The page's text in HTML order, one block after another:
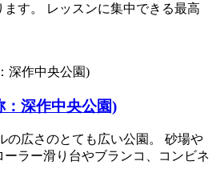
す。 レッスンに集中できる最高
：深作中央公園)
の広さのとても広い公園。 砂場や
ーラー滑り台やブランコ、コンビネ